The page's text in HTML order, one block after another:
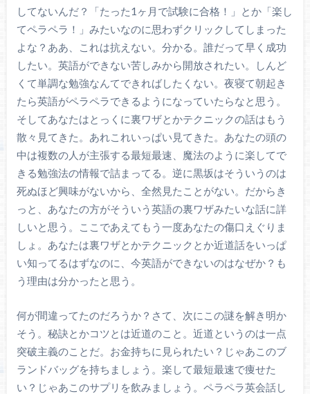
してないんだ？「たった1ヶ月で試験に合格！」とか「楽し
てペラペラ！」みたいなのに思わずクリックしてしまった
よな？ああ、これは抗えない。分かる。誰だって早く成功
したい。英語ができない苦しみから開放されたい。しんど
くて単調な勉強なんてできればしたくない。夜寝て朝起き
たら英語がペラペラできるようになっていたらなと思う。
そしてあなたはとっくに裏ワザとかテクニックの話はもう
散々見てきた。あれこれいっぱい見てきた。あなたの頭の
中は複数の人が主張する最短最速、魔法のように楽してで
きる勉強法の情報で詰まってる。逆に黒坂はそういうのは
死ぬほど興味がないから、全然見たことがない。だからき
っと、あなたの方がそういう英語の裏ワザみたいな話に詳
しいと思う。ここであえてもう一度あなたの傷口えぐりま
しょ。あなたは裏ワザとかテクニックとか近道話をいっぱ
い知ってるはずなのに、今英語ができないのはなぜか？も
う理由は分かったと思う。
何が間違ってたのだろうか？さて、次にこの謎を解き明か
そう。秘訣とかコツとは近道のこと。近道というのは一点
突破主義のことだ。お金持ちに見られたい？じゃあこのブ
ランドバッグを持ちましょう。楽して最短最速で痩せた
い？じゃあこのサプリを飲みましょう。ペラペラ英会話し